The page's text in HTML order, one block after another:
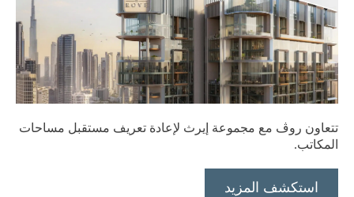
تتعاون روڤ مع مجموعة إيرث لإعادة تعريف مستقبل مساحات
المكاتب.
استكشف المزيد